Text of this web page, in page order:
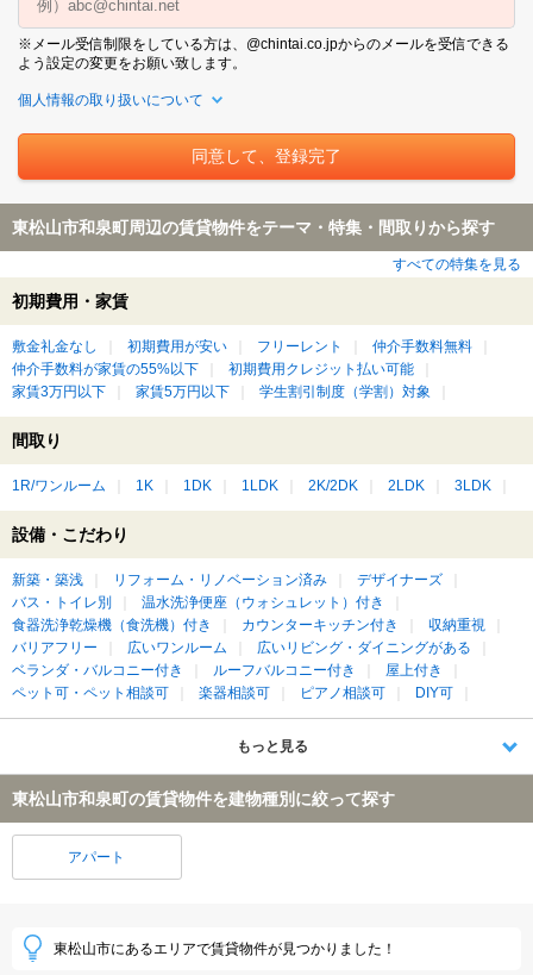
※メール受信制限をしている方は、@chintai.co.jpからのメールを受信できる
よう設定の変更をお願い致します。
個人情報の取り扱いについて
東松山市和泉町周辺の賃貸物件をテーマ・特集・間取りから探す
すべての特集を見る
初期費用・家賃
敷金礼金なし 初期費用が安い フリーレント
仲介手数料無料
仲介手数料が家賃の55%以下
初期費用クレジット払い可能
家賃3万円以下
家賃5万円以下 学生割引制度（学割）対象
間取り
1R/ワンルーム 1K 1DK 1LDK 2K/2DK 2LDK 3LDK
設備・こだわり
新築・築浅 リフォーム・リノベーション済み
デザイナーズ
バス・トイレ別
温水洗浄便座（ウォシュレット）付き
食器洗浄乾燥機（食洗機）付き
カウンターキッチン付き
収納重視
バリアフリー
広いワンルーム
広いリビング・ダイニングがある
ベランダ・バルコニー付き
ルーフバルコニー付き
屋上付き
ペット可・ペット相談可
楽器相談可 ピアノ相談可 DIY可
もっと見る
東松山市和泉町の賃貸物件を建物種別に絞って探す
アパート
東松山市にあるエリアで賃貸物件が見つかりました！